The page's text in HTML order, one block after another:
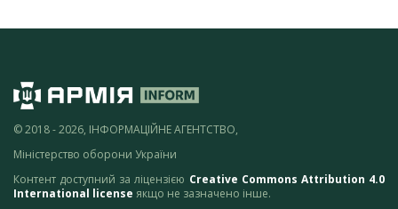
© 2018 - 2026, ІНФОРМАЦІЙНЕ АГЕНТСТВО,
Міністерство оборони України
Контент доступний за ліцензією Creative Commons Attribution 4.0
International license якщо не зазначено інше.